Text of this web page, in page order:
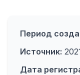
Период
Источник:
Дата